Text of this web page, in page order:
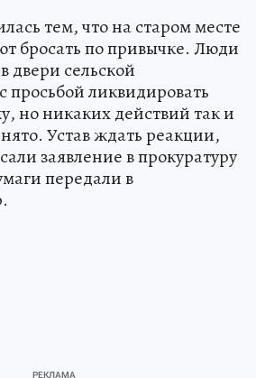
тем, что на старом месте
бросать по привычке. Люди
двери сельской
ликвидировать
но никаких действий так и
Устав ждать реакции,
заявление в прокуратуру
передали в